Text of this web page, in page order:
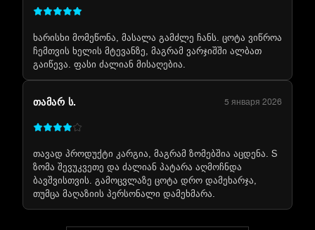
ხარისხი მომეწონა, მასალა გამძლე ჩანს. ცოტა ვიწროა
ჩემთვის ხელის მტევანზე, მაგრამ ვარჯიშში ალბათ
გაიწევა. ფასი ძალიან მისაღებია.
ᲗᲐᲛᲐᲠ Ს. 5 января 2026
თავად პროდუქტი კარგია, მაგრამ ზომებშია აცდენა. S
ზომა შევუკვეთე და ძალიან პატარა აღმოჩნდა
ბავშვისთვის. გამოცვლაზე ცოტა დრო დამეხარჯა,
თუმცა მაღაზიის პერსონალი დამეხმარა.